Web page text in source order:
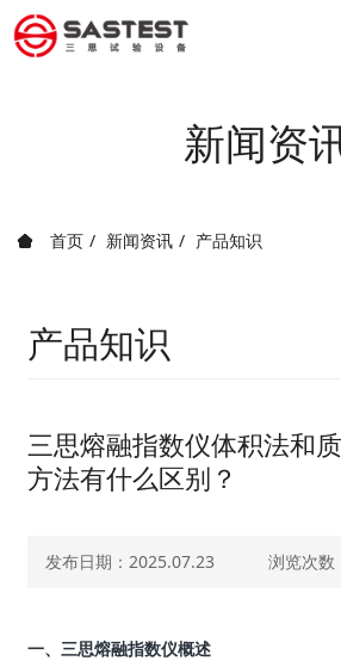
新闻资
首页 新闻资讯 产品知识
产品知识
三思熔融指数仪体积法和
方法有什么区别？
发布日期：2025.07.23 浏览次数
一、三思熔融指数仪概述